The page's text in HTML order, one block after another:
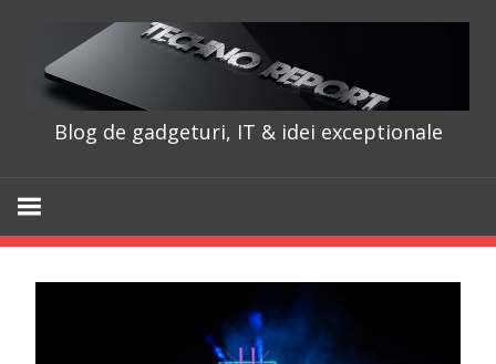
content
Blog de gadgeturi, IT & idei exceptionale